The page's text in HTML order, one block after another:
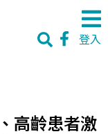
登入
高齡患者激